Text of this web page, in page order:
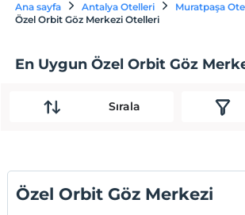
Ana sayfa Antalya Otelleri
Muratpaşa
Özel Orbit Göz Merkezi Otelleri
En Uygun Özel Orbit Göz
Sırala
Özel Orbit Göz Merkezi